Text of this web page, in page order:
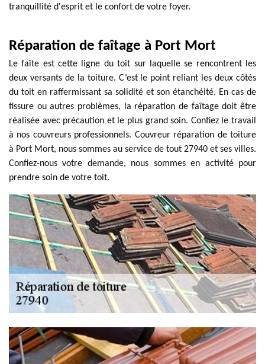
tranquillité d'esprit et le confort de votre foyer.
Réparation de faîtage à Port Mort
Le faîte est cette ligne du toit sur laquelle se rencontrent les
deux versants de la toiture. C’est le point reliant les deux côtés
du toit en raffermissant sa solidité et son étanchéité. En cas de
fissure ou autres problèmes, la réparation de faîtage doit être
réalisée avec précaution et le plus grand soin. Confiez le travail
à nos couvreurs professionnels. Couvreur réparation de toiture
à Port Mort, nous sommes au service de tout 27940 et ses villes.
Confiez-nous votre demande, nous sommes en activité pour
prendre soin de votre toit.